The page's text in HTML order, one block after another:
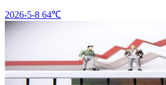
2026-5-8 64℃